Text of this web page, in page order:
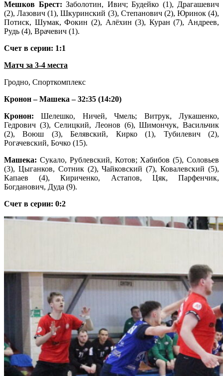
Мешков Брест: Заболотин, Ивич; Будейко (1), Драгашевич
(2), Лазович (1), Шкуринский (3), Степанович (2), Юринок (4),
Потиск, Шумак, Фокин (2), Алёхин (3), Куран (7), Андреев,
Рудь (4), Врачевич (1).
Счет в серии: 1:1
Матч за 3-4 места
Гродно, Спорткомплекс
Кронон – Машека – 32:35 (14:20)
Кронон: Шелешко, Ничей, Чмель; Витрук, Лукашенко,
Гедрович (3), Селицкий, Леонов (6), Шимончук, Васильчик
(2), Воюш (3), Белявский, Кирко (1), Тубилевич (2),
Рогачевский, Бочко (15).
Машека: Сукало, Рублевский, Котов; Хабибов (5), Соловьев
(3), Цыганков, Сотник (2), Чайковский (7), Ковалевский (5),
Капаев (4), Кириченко, Астапов, Цяк, Парфенчик,
Богданович, Дуда (9).
Счет в серии: 0:2